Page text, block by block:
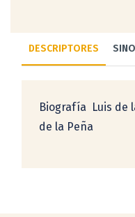
DESCRIPTORES
Biografía  Luis
de la Peña